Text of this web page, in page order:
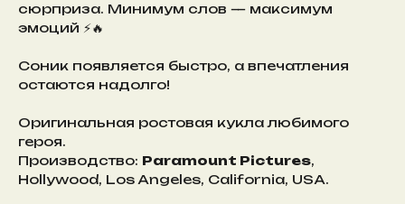
сюрприза. Минимум слов — максимум
эмоций ⚡🔥
Соник появляется быстро, а впечатления
остаются надолго!
Оригинальная ростовая кукла любимого
героя.
Производство: Paramount Pictures,
Hollywood, Los Angeles, California, USA.